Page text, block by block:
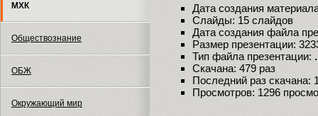
МХК
Обществознание
ОБЖ
Окружающий мир
Дата создания
Слайды: 15 слайдов
Дата создания файла
Размер презентации:
Тип файла презентации:
Скачана: 479 раз
Последний раз скачана:
Просмотров: 1296